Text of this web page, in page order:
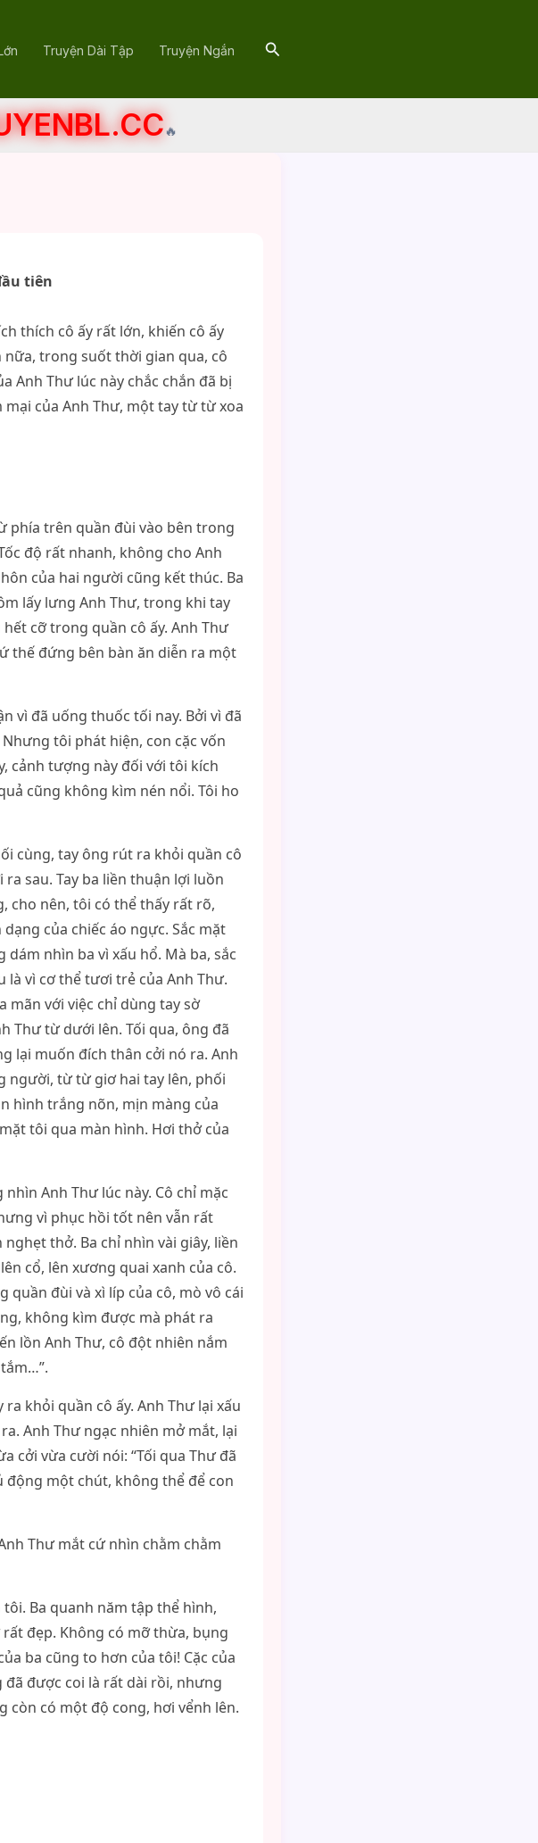
Truyện Dài Tập Truyện Ngắn Search
🔥
tiên
thích cô ấy rất lớn, khiến cô ấy
trong suốt thời gian qua, cô
Anh Thư lúc này chắc chắn đã bị
của Anh Thư, một tay từ từ xoa
phía trên quần đùi vào bên trong
độ rất nhanh, không cho Anh
của hai người cũng kết thúc. Ba
lấy lưng Anh Thư, trong khi tay
cỡ trong quần cô ấy. Anh Thư
thế đứng bên bàn ăn diễn ra một
vì đã uống thuốc tối nay. Bởi vì đã
tôi phát hiện, con cặc vốn
cảnh tượng này đối với tôi kích
cũng không kìm nén nổi. Tôi ho
cùng, tay ông rút ra khỏi quần cô
sau. Tay ba liền thuận lợi luồn
cho nên, tôi có thể thấy rất rõ,
của chiếc áo ngực. Sắc mặt
nhìn ba vì xấu hổ. Mà ba, sắc
vì cơ thể tươi trẻ của Anh Thư.
mãn với việc chỉ dùng tay sờ
Thư từ dưới lên. Tối qua, ông đã
lại muốn đích thân cởi nó ra. Anh
người, từ từ giơ hai tay lên, phối
hình trắng nõn, mịn màng của
tôi qua màn hình. Hơi thở của
Anh Thư lúc này. Cô chỉ mặc
vì phục hồi tốt nên vẫn rất
thở. Ba chỉ nhìn vài giây, liền
cổ, lên xương quai xanh của cô.
đùi và xì líp của cô, mò vô cái
không kìm được mà phát ra
lồn Anh Thư, cô đột nhiên nắm
khỏi quần cô ấy. Anh Thư lại xấu
Anh Thư ngạc nhiên mở mắt, lại
cởi vừa cười nói: “Tối qua Thư đã
động một chút, không thể để con
Thư mắt cứ nhìn chằm chằm
Ba quanh năm tập thể hình,
đẹp. Không có mỡ thừa, bụng
ba cũng to hơn của tôi! Cặc của
được coi là rất dài rồi, nhưng
còn có một độ cong, hơi vểnh lên.